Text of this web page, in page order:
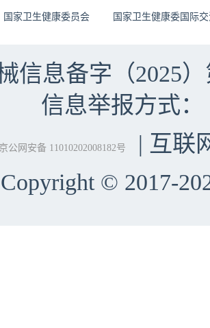
国家卫生健康委员会 国家卫生健康委国际
信息备字（2025
信息举报方式：
京公网安备 11010202008182号
| 互联
Copyright © 2017-